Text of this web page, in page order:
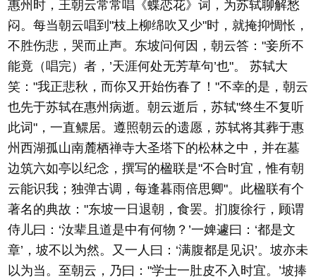
惠州时，王朝云常常唱《蝶恋花》词，为苏轼聊解愁
闷。每当朝云唱到"枝上柳绵吹又少"时，就掩抑惆怅，
不胜伤悲，哭而止声。东坡问何因，朝云答："妾所不
能竟（唱完）者，’天涯何处无芳草句’也"。 苏轼大
笑："我正悲秋，而你又开始伤春了！"不幸的是，朝云
也先于苏轼在惠州病逝。朝云逝后，苏轼"终生不复听
此词"，一直鳏居。遵照朝云的遗愿，苏轼将其葬于惠
州西湖孤山南麓栖禅寺大圣塔下的松林之中，并在墓
边筑六如亭以纪念，撰写的楹联是"不合时宜，惟有朝
云能识我；独弹古调，每逢暮雨倍思卿"。此楹联有个
著名的典故："东坡一日退朝，食罢。扪腹徐行，顾谓
侍儿曰：‘汝辈且道是中有何物？’一婢遽曰：‘都是文
章’，坡不以为然。又一人曰：‘满腹都是见识’。坡亦未
以为当。至朝云，乃曰："学士一肚皮不入时宜。’坡捧